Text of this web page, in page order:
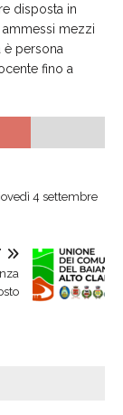
disposta in
mezzi
è persona
fino a
4 settembre